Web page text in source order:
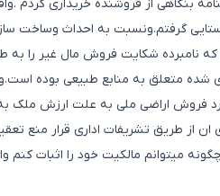
بنگاهی از فروشنده خریداری کردم
گرفتم.ونسبت به احداث وساخت ساز
نامبرده شکایت فروش مال غیر را به
شده متعلق به منابع طبیعی بوده
فروش اراضی ملی به علت ارزش ملک
از طریق تشریفات اداری قرار منع
میتوانم مالکیت خود را اثبات کنم